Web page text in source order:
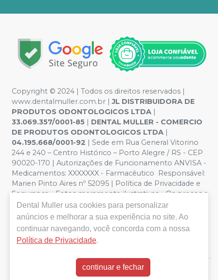
Copyright © 2024 | Todos os direitos reservados |
www.dentalmuller.com.br |JL DISTRIBUIDORA DE
PRODUTOS ODONTOLOGICOS LTDA |
33.069.357/0001-85 | DENTAL MULLER - COMERCIO
DE PRODUTOS ODONTOLOGICOS LTDA |
04.195.668/0001-92 | Sede em Rua General Vitorino
244 e 240 – Centro Histórico – Porto Alegre / RS - CEP
90020-170 | Autorizações de Funcionamento ANVISA -
Medicamentos: XXXXXXX - Farmacêutico Responsável:
Marien Pinto Aires nº 52095 | Política de Privacidade e
Segurança - Fotos meramente ilustrativas - Os preços e
condições da loja virtual estão sujeitos a alterações. Em
caso de divergência de preços no site, o valor válido é o
do Carrinho de Compra. Não vendemos por atacado,
por isso nos reservamos o direito de não atender
compras de grandes volumes pelo site.
E-commerce produzido por Sou Odonto Ecommerce
Dental Muller usa cookies para personalizar
anúncios e melhorar a sua experiência no site. Ao
continuar navegando, você concorda com a nossa
Política de Privacidade.
continuar e fechar